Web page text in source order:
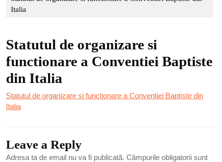
Italia
Statutul de organizare si
functionare a Conventiei Baptiste
din Italia
Statutul de organizare si functionare a Conventiei Baptiste din
Italia
Leave a Reply
Adresa ta de email nu va fi publicată. Câmpurile obligatorii sunt